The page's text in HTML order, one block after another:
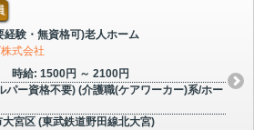
経験・無資格可)老人ホーム
式会社
時給: 1500円 ～ 2100円
パー資格不要) (介護職(ケアワーカー)系/ホー
宮区 (東武鉄道野田線北大宮)